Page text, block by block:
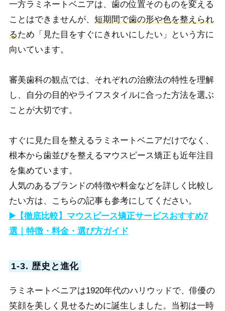
一方ラミネートベニアは、歯の位置そのものを変える
ことはできませんが、 短期間で歯の形や色を整えられ
るため「見た目をすぐにきれいにしたい」という方に
向いています。
審美歯科の観点では、それぞれの治療法の特性を理解
し、自分の目的やライフスタイルに合った方法を選ぶ
ことが大切です。
すぐに見た目を整えるラミネートベニアだけでなく、
根本から歯並びを整えるマウスピース矯正も近年注目
を集めています。
人気のあるブランドの特徴や料金などを詳しく比較し
たい方は、こちらの記事も参考にしてください。
▶️【徹底比較】マウスピース矯正サービスおすすめ7
選｜特徴・料金・選び方ガイド
1-3. 歴史と進化
ラミネートベニアは1920年代のハリウッドで、俳優の
笑顔を美しく見せるために誕生しました。当初は一時